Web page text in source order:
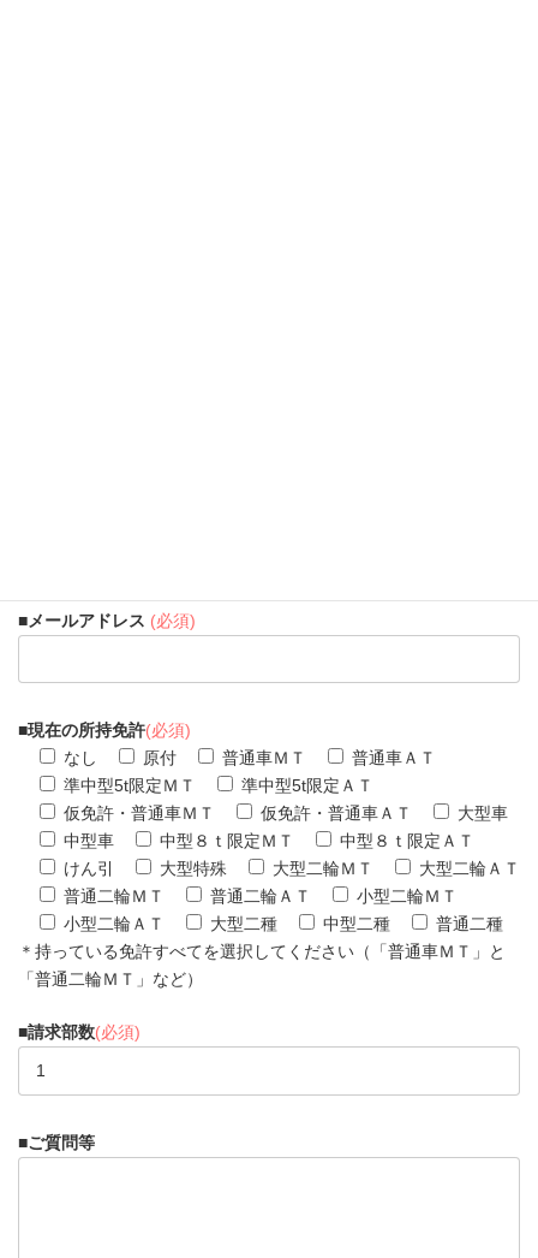
■メールアドレス (必須)
■現在の所持免許(必須)
なし
原付 普通車ＭＴ
普通車ＡＴ
準中型5t限定ＭＴ
準中型5t限定ＡＴ
仮免許・普通車ＭＴ
仮免許・普通車ＡＴ
大型車
中型車
中型８ｔ限定ＭＴ
中型８ｔ限定ＡＴ
けん引
大型特殊 大型二輪ＭＴ
大型二輪ＡＴ
普通二輪ＭＴ
普通二輪ＡＴ
小型二輪ＭＴ
小型二輪ＡＴ
大型二種 中型二種
普通二種
＊持っている免許すべてを選択してください（「普通車ＭＴ」と
「普通二輪ＭＴ」など）
■請求部数(必須)
■ご質問等